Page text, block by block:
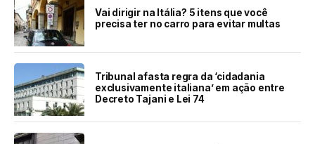
Vai dirigir na Itália? 5 itens que você
precisa ter no carro para evitar multas
Tribunal afasta regra da ‘cidadania
exclusivamente italiana’ em ação entre
Decreto Tajani e Lei 74